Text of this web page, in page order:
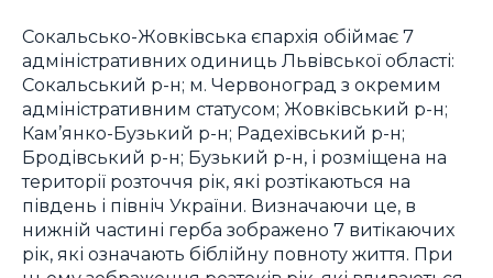
Сокальсько-Жовківська єпархія обіймає 7
адміністративних одиниць Львівської області:
Сокальський р-н; м. Червоноград з окремим
адміністративним статусом; Жовківський р-н;
Кам’янко-Бузький р-н; Радехівський р-н;
Бродівський р-н; Бузький р-н, і розміщена на
території розточчя рік, які розтікаються на
південь і північ України. Визначаючи це, в
нижній частині герба зображено 7 витікаючих
рік, які означають біблійну повноту життя. При